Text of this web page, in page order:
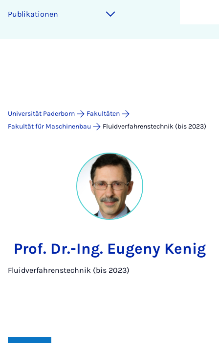
Publikationen
Universität Paderborn
Fakultäten
Fakultät für Maschinenbau
Fluidverfahrenstechnik (bis 2023)
Prof. Dr.-Ing. Eugeny Kenig
Fluidverfahrenstechnik (bis 2023)